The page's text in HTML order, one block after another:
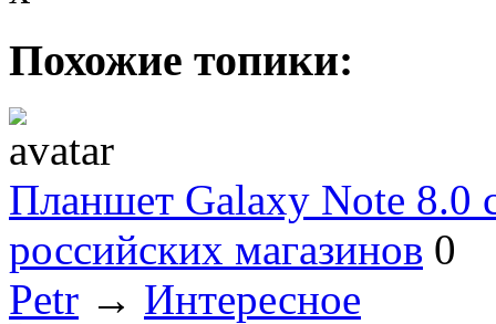
Похожие топики:
Планшет Galaxy Note 8.0
российских магазинов 0
Petr → Интересное